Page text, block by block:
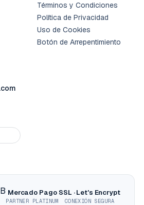
Términos y Condiciones
Política de Privacidad
Uso de Cookies
Botón de Arrepentimiento
Mercado Pago
PARTNER PLATINUM
SSL · Let's Encrypt
CONEXIÓN SEGURA